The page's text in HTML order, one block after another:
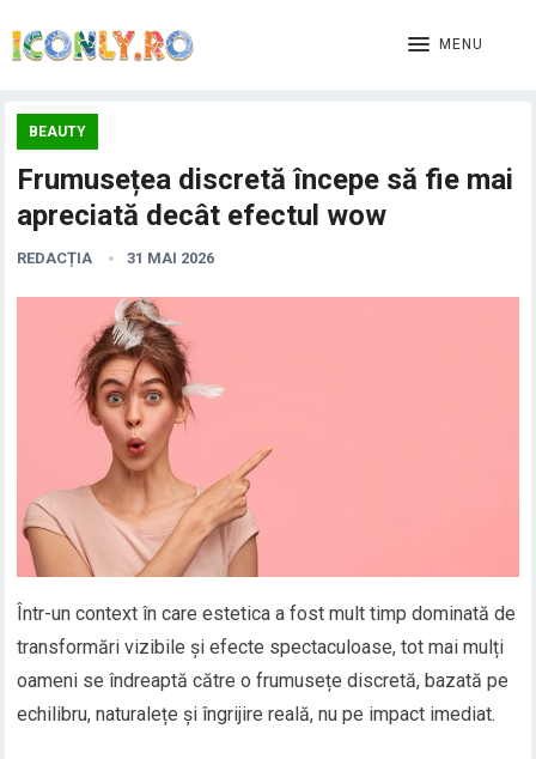
MENU
BEAUTY
Frumusețea discretă începe să fie mai
apreciată decât efectul wow
REDACȚIA 31 MAI 2026
Într-un context în care estetica a fost mult timp dominată de
transformări vizibile și efecte spectaculoase, tot mai mulți
oameni se îndreaptă către o frumusețe discretă, bazată pe
echilibru, naturalețe și îngrijire reală, nu pe impact imediat.